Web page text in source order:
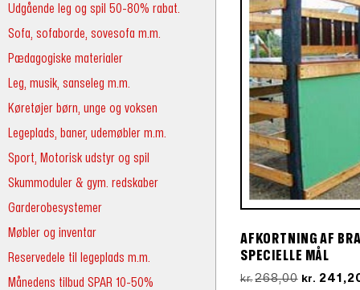
Udgående leg og spil 50-80% rabat.
Sofa, sofaborde, sovesofa m.m.
Pædagogiske materialer
Leg, musik, sanseleg m.m.
Køretøjer børn, unge og voksen
Legeplads, baner, udemøbler m.m.
Sport, Motorisk udstyr og spil
Skummoduler & gym. redskaber
Garderobesystemer
Møbler og inventar
Reservedele til legeplads m.m.
Månedens tilbud SPAR 10-50%
AFKORTNING AF
SPECIELLE MÅL
kr. 268,00 Den
kr.